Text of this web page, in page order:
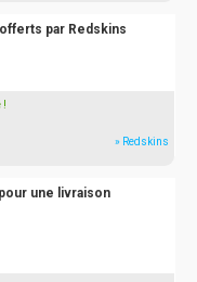
par Redskins
!
» Redskins
une livraison